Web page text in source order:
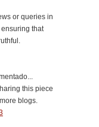
or queries in
that
this piece
blogs.